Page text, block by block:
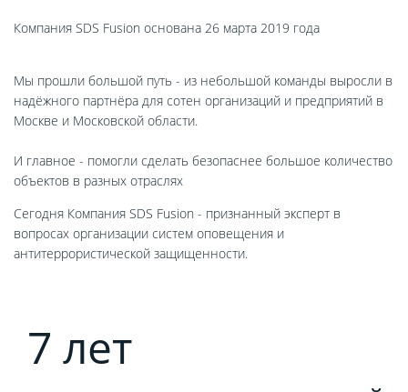
Компания SDS Fusion основана 26 марта 2019 года
Мы прошли большой путь - из небольшой команды выросли в
надёжного партнёра для сотен организаций и предприятий в
Москве и Московской области.
И главное - помогли сделать безопаснее большое количество
объектов в разных отраслях
Сегодня Компания SDS Fusion - признанный эксперт в
вопросах организации систем оповещения и
антитеррористической защищенности.
7 лет